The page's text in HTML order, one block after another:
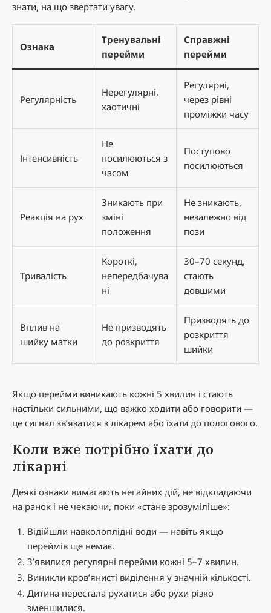
знати, на що звертати увагу.
Ознака
Тренувальні
перейми
Справжні
перейми
Регулярність
Нерегулярні,
хаотичні
Регулярні,
через рівні
проміжки часу
Інтенсивність
Не
посилюються з
часом
Поступово
посилюються
Реакція на рух
Зникають при
зміні
положення
Не зникають,
незалежно від
пози
Тривалість
Короткі,
непередбачува
ні
30–70 секунд,
стають
довшими
Вплив на
шийку матки
Не призводять
до розкриття
Призводять до
розкриття
шийки
Якщо перейми виникають кожні 5 хвилин і стають
настільки сильними, що важко ходити або говорити —
це сигнал зв’язатися з лікарем або їхати до пологового.
Коли вже потрібно їхати до
лікарні
Деякі ознаки вимагають негайних дій, не відкладаючи
на ранок і не чекаючи, поки «стане зрозуміліше»:
Відійшли навколоплідні води — навіть якщо
переймів ще немає.
З’явилися регулярні перейми кожні 5–7 хвилин.
Виникли кров’янисті виділення у значній кількості.
Дитина перестала рухатися або рухи різко
зменшилися.